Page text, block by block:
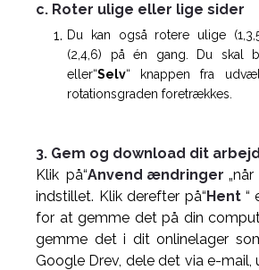
c. Roter ulige eller lige sider
Du kan også rotere ulige
(2,4,6) på én gang. Du skal
eller“Selv“ knappen fra
rotationsgraden foretrækkes.
3. Gem og download dit
Klik på“Anvend ændringer
indstillet. Klik derefter på“Hent “
for at gemme det på din
gemme det i dit onlinelager
Google Drev, dele det via e-mail,